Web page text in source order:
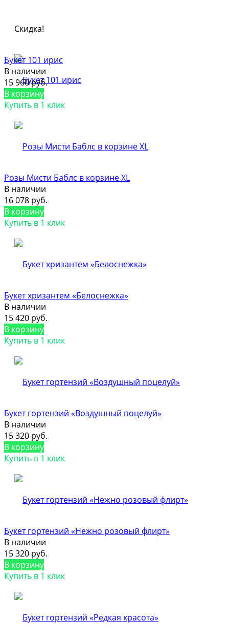
Скидка!
Букет 101 ирис
В наличии
15 960 руб.
В корзину
Купить в 1 клик
Розы Мисти Баблс в корзине XL
В наличии
16 078 руб.
В корзину
Купить в 1 клик
Букет хризантем «Белоснежка»
В наличии
15 420 руб.
В корзину
Купить в 1 клик
Букет гортензий «Воздушный поцелуй»
В наличии
15 320 руб.
В корзину
Купить в 1 клик
Букет гортензий «Нежно розовый флирт»
В наличии
15 320 руб.
В корзину
Купить в 1 клик